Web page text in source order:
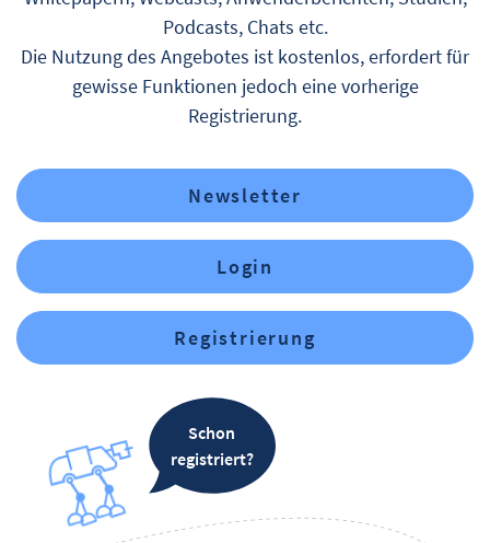
Podcasts, Chats etc.
Die Nutzung des Angebotes ist kostenlos, erfordert für
gewisse Funktionen jedoch eine vorherige
Registrierung.
Newsletter
Login
Registrierung
Schon
registriert?